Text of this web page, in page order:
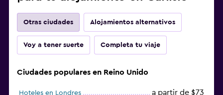
Otras ciudades Alojamientos alternativos
Voy a tener suerte Completa tu viaje
Ciudades populares en Reino Unido
Hoteles en Londres a partir de $73